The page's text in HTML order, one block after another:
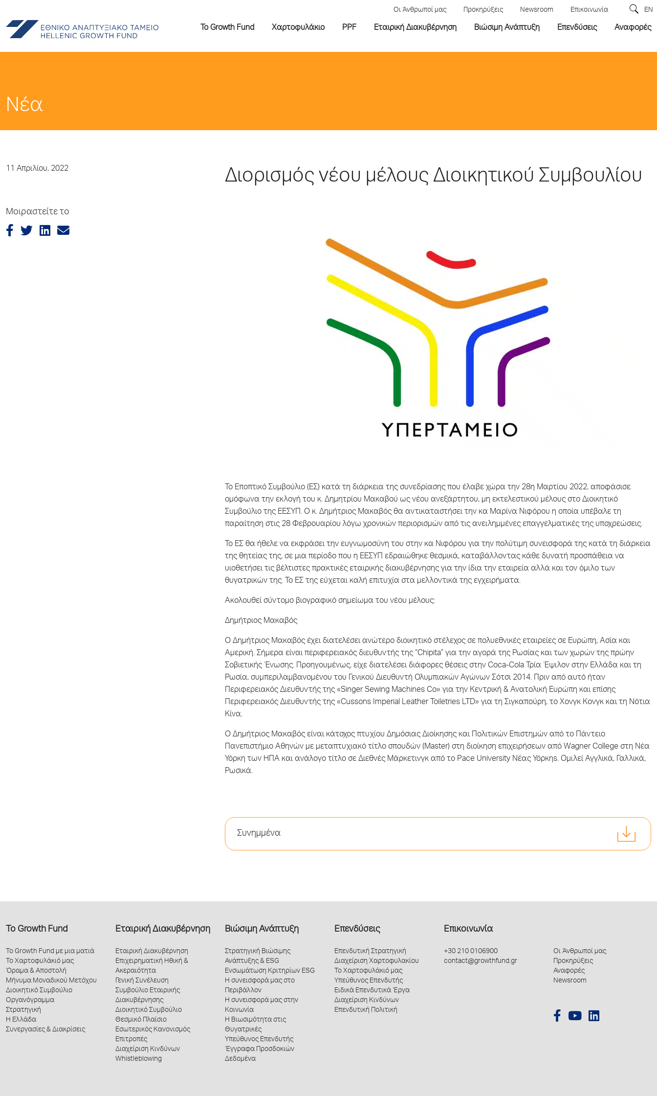
Οι Άνθρωποί μας Προκηρύξεις Newsroom Επικοινωνία EN
Το Growth Fund Χαρτοφυλάκιο PPF Εταιρική Διακυβέρνηση Βιώσιμη Ανάπτυξη Επενδύσεις Αναφορές
Νέα
11 Απριλίου, 2022
Μοιραστείτε το
Διορισμός νέου μέλους Διοικητικού Συμβουλίου
Το Εποπτικό Συμβούλιο (ΕΣ) κατά τη διάρκεια της συνεδρίασης που έλαβε χώρα την 28η Μαρτίου 2022, αποφάσισε
ομόφωνα την εκλογή του κ. Δημητρίου Μακαβού ως νέου ανεξάρτητου, μη εκτελεστικού μέλους στο Διοικητικό
Συμβούλιο της ΕΕΣΥΠ. Ο κ. Δημήτριος Μακαβός θα αντικαταστήσει την κα Μαρίνα Νιφόρου η οποία υπέβαλε τη
παραίτηση στις 28 Φεβρουαρίου λόγω χρονικών περιορισμών από τις ανειλημμένες επαγγελματικές της υποχρεώσεις.
Το ΕΣ θα ήθελε να εκφράσει την ευγνωμοσύνη του στην κα Νιφόρου για την πολύτιμη συνεισφορά της κατά τη διάρκεια
της θητείας της, σε μια περίοδο που η ΕΕΣΥΠ εδραιώθηκε θεσμικά, καταβάλλοντας κάθε δυνατή προσπάθεια να
υιοθετήσει τις βέλτιστες πρακτικές εταιρικής διακυβέρνησης για την ίδια την εταιρεία αλλά και τον όμιλο των
θυγατρικών της. Το ΕΣ της εύχεται καλή επιτυχία στα μελλοντικά της εγχειρήματα.
Ακολουθεί σύντομο βιογραφικό σημείωμα του νέου μέλους:
Δημήτριος Μακαβός
Ο Δημήτριος Μακαβός έχει διατελέσει ανώτερο διοικητικό στέλεχος σε πολυεθνικές εταιρείες σε Ευρώπη, Ασία και
Αμερική. Σήμερα είναι περιφερειακός διευθυντής της “Chipita” για την αγορά της Ρωσίας και των χωρών της πρώην
Σοβιετικής Ένωσης. Προηγουμένως, είχε διατελέσει διάφορες θέσεις στην Coca-Cola Τρία Έψιλον στην Ελλάδα και τη
Ρωσία, συμπεριλαμβανομένου του Γενικού Διευθυντή Ολυμπιακών Αγώνων Σότσι 2014. Πριν από αυτό ήταν
Περιφερειακός Διευθυντής της «Singer Sewing Machines Co» για την Κεντρική & Ανατολική Ευρώπη και επίσης
Περιφερειακός Διευθυντής της «Cussons Imperial Leather Toiletries LTD» για τη Σιγκαπούρη, το Χονγκ Κονγκ και τη Νότια
Κίνα.
Ο Δημήτριος Μακαβός είναι κάτοχος πτυχίου Δημόσιας Διοίκησης και Πολιτικών Επιστημών από το Πάντειο
Πανεπιστήμιο Αθηνών με μεταπτυχιακό τίτλο σπουδών (Master) στη διοίκηση επιχειρήσεων από Wagner College στη Νέα
Υόρκη των ΗΠΑ και ανάλογο τίτλο σε Διεθνές Μάρκετινγκ από το Pace University Νέας Υόρκηs. Ομιλεί Αγγλικά, Γαλλικά,
Ρωσικά.
Συνημμένα
Το Growth Fund
Το Growth Fund με μια ματιά
Το Χαρτοφυλάκιό μας
Όραμα & Αποστολή
Μήνυμα Μοναδικού Μετόχου
Διοικητικό Συμβούλιο
Οργανόγραμμα
Στρατηγική
Η Ελλάδα
Συνεργασίες & Διακρίσεις
Εταιρική Διακυβέρνηση
Εταιρική Διακυβέρνηση
Επιχειρηματική Ηθική &
Ακεραιότητα
Γενική Συνέλευση
Συμβούλιο Εταιρικής
Διακυβέρνησης
Διοικητικό Συμβούλιο
Θεσμικό Πλαίσιο
Εσωτερικός Κανονισμός
Επιτροπές
Διαχείριση Κινδύνων
Whistleblowing
Βιώσιμη Ανάπτυξη
Στρατηγική Βιώσιμης
Ανάπτυξης & ESG
Ενσωμάτωση Κριτηρίων ESG
Η συνεισφορά μας στο
Περιβάλλον
Η συνεισφορά μας στην
Κοινωνία
Η Βιωσιμότητα στις
Θυγατρικές
Υπεύθυνος Επενδυτής
Έγγραφα Προσδοκιών
Δεδομένα
Επενδύσεις
Επενδυτική Στρατηγική
Διαχείριση Χαρτοφυλακίου
Το Χαρτοφυλάκιό μας
Υπεύθυνος Επενδυτής
Ειδικά Επενδυτικά Έργα
Διαχείριση Κινδύνων
Επενδυτική Πολιτική
Επικοινωνία
+30 210 0106900
contact@growthfund.gr
Οι Άνθρωποί μας
Προκηρύξεις
Αναφορές
Newsroom